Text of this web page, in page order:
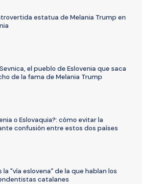
estatua de Melania Trump en
el pueblo de Eslovenia que saca
de la fama de Melania Trump
o Eslovaquia?: cómo evitar la
confusión entre estos dos países
la "vía eslovena" de la que hablan los
catalanes